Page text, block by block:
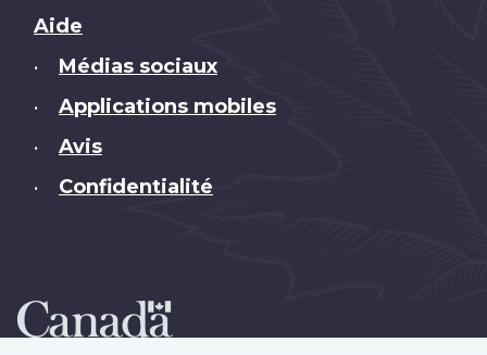
Brand
Aide
• Médias sociaux
• Applications mobiles
• Avis
• Confidentialité